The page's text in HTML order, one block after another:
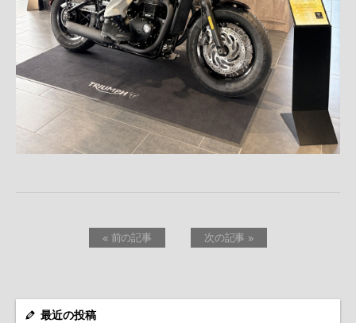
« 前の記事 次の記事 »
最近の投稿